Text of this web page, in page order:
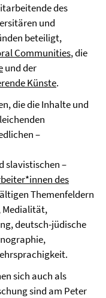
des
und
beteiligt,
Communities, die
und der
Künste.
die die Inhalte und
–
slavistischen –
des
Themenfeldern
Medialität,
deutsch-jüdische
sich auch als
sind am Peter